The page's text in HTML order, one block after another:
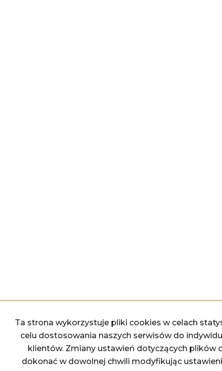
Ta strona wykorzystuje pliki cookies w celach
celu dostosowania naszych serwisów do
klientów. Zmiany ustawień dotyczących plików
dokonać w dowolnej chwili modyfikując